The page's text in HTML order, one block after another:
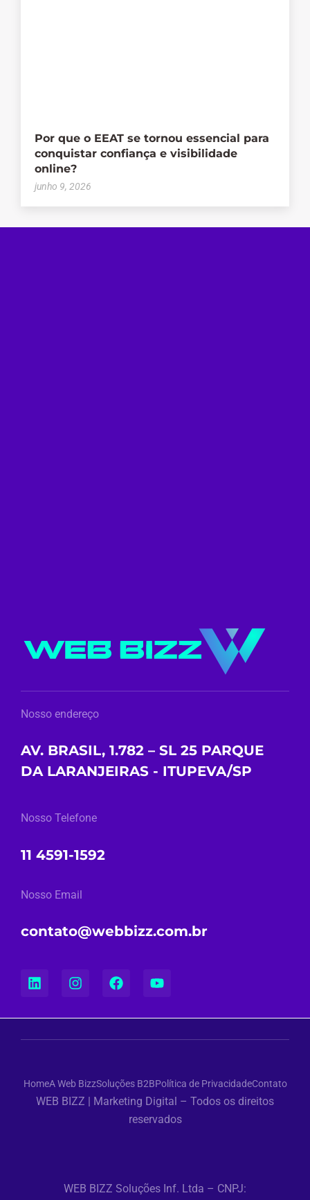
Por que o EEAT se tornou essencial para
conquistar confiança e visibilidade
online?
junho 9, 2026
Nosso endereço
AV. BRASIL, 1.782 – SL 25 PARQUE
DA LARANJEIRAS - ITUPEVA/SP
Nosso Telefone
11 4591-1592
Nosso Email
contato@webbizz.com.br
HomeA Web BizzSoluções B2BPolítica de PrivacidadeContato
WEB BIZZ | Marketing Digital – Todos os direitos
reservados
WEB BIZZ Soluções Inf. Ltda – CNPJ: